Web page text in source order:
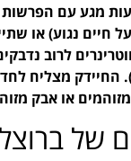
מגע עם
חיים נגוע) או
לרוב
החיידק מצליח
או אבק